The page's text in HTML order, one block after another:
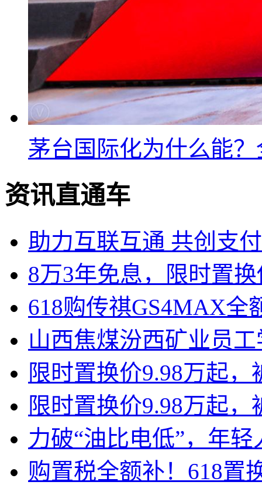
茅台国际化为什么能
资讯直通车
助力互联互通 共创支
8万3年免息，限时置
618购传祺GS4MAX全
山西焦煤汾西矿业员
限时置换价9.98万起
限时置换价9.98万起
力破“油比电低”，年轻
购置税全额补！618置